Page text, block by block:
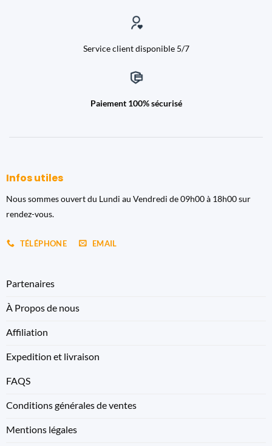
Service client disponible 5/7
Paiement 100% sécurisé
Infos utiles
Nous sommes ouvert du Lundi au Vendredi de 09h00 à 18h00 sur
rendez-vous.
TÉLÉPHONE EMAIL
Partenaires
À Propos de nous
Affiliation
Expedition et livraison
FAQS
Conditions générales de ventes
Mentions légales